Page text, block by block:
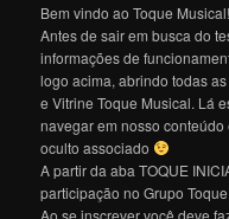
Bem vindo ao Toque Musical!
Antes de sair em busca do
informações de
logo acima, abrindo todas
e Vitrine Toque Musical. Lá
navegar em nosso
oculto associado
A partir da aba TOQUE
participação no Grupo
Ao se inscrever você deve